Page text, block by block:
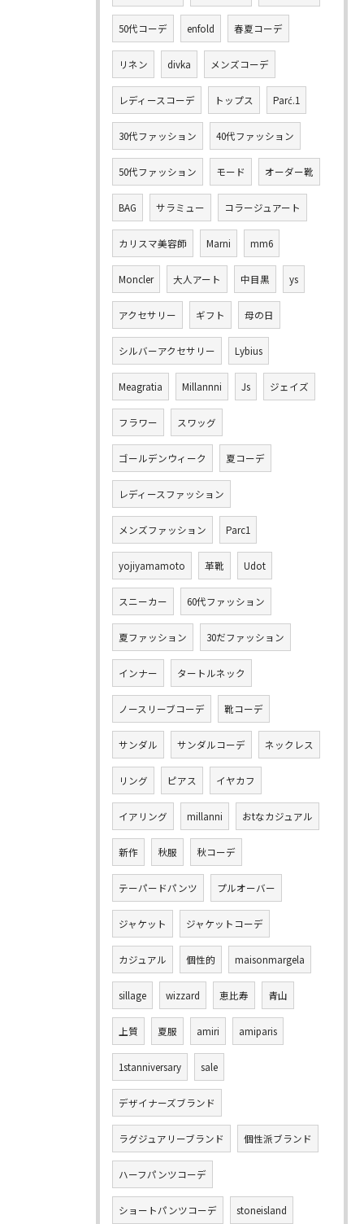
50代コーデ enfold 春夏コーデ
リネン divka メンズコーデ
レディースコーデ トップス Parć.1
30代ファッション 40代ファッション
50代ファッション モード オーダー靴
BAG サラミュー コラージュアート
カリスマ美容師 Marni mm6
Moncler 大人アート 中目黒 ys
アクセサリー ギフト 母の日
シルバーアクセサリー Lybius
Meagratia Millannni Js ジェイズ
フラワー スワッグ
ゴールデンウィーク 夏コーデ
レディースファッション
メンズファッション Parc1
yojiyamamoto 革靴 Udot
スニーカー 60代ファッション
夏ファッション 30だファッション
インナー タートルネック
ノースリーブコーデ 靴コーデ
サンダル サンダルコーデ ネックレス
リング ピアス イヤカフ
イアリング millanni おtなカジュアル
新作 秋服 秋コーデ
テーパードパンツ プルオーバー
ジャケット ジャケットコーデ
カジュアル 個性的 maisonmargela
sillage wizzard 恵比寿 青山
上質 夏服 amiri amiparis
1stanniversary sale
デザイナーズブランド
ラグジュアリーブランド 個性派ブランド
ハーフパンツコーデ
ショートパンツコーデ stoneisland